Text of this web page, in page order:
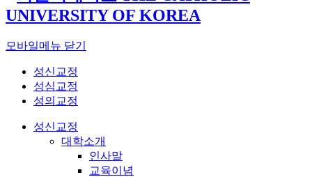
모바일메뉴 닫기
성신교정
성심교정
성의교정
성신교정
대학소개
인사말
교육이념